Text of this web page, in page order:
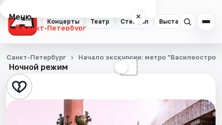
Концерты Театр Стендап Выставки
Меню ×
Санкт-Петербург
Концерты
Театр
Стендап
Ночной режим ☾
Санкт-Петербург Начало экскурсии: метро